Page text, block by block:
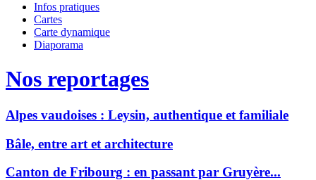
Infos pratiques
Cartes
Carte dynamique
Diaporama
Nos reportages
Alpes vaudoises : Leysin, authentique et familiale
Bâle, entre art et architecture
Canton de Fribourg : en passant par Gruyère...